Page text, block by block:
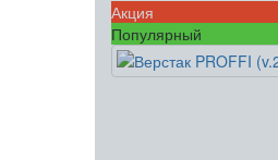
Акция
Популярный